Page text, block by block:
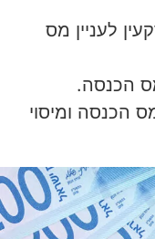
לעניין מס
הכנסה.
הכנסה ומיסוי